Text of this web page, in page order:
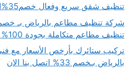
تنظيف شقق سريع وفعال خصم35%اتصل الان
تنظيف مطاعم متكاملة بجودة 100% اتصل بنا الان
تركيب ستائرك بأرخص الأسعار مع
بالرياض بـخصم 33% اتصل بنا الان